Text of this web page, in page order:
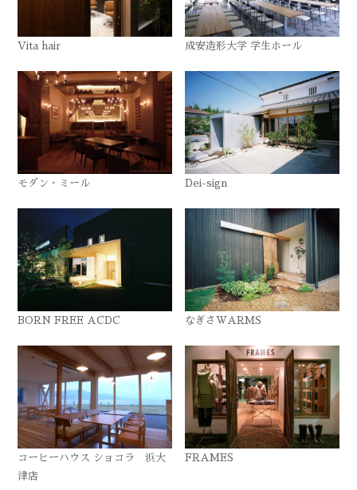
Vita hair 成安造形大学 学生ホール
モダン・ミール Dei-sign
BORN FREE ACDC なぎさWARMS
コーヒーハウス ショコラ 浜大
津店
FRAMES